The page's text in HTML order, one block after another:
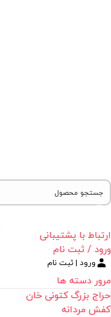
ارتباط با پشتیبانی
ورود / ثبت نام
ورود | ثبت نام
مرور دسته ها
حراج بزرگ کتونی خان
کفش مردانه